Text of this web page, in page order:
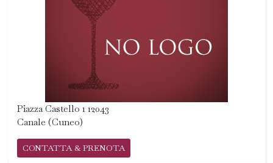
Piazza Castello 1 12043
Canale (Cuneo)
CONTATTA & PRENOTA